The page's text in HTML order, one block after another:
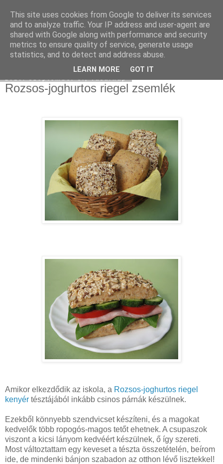
Moha Konyha
Rozsos-joghurtos riegel zsemlék
Amikor elkezdődik az iskola, a Rozsos-joghurtos riegel
kenyér tésztájából inkább csinos párnák készülnek.
Ezekből könnyebb szendvicset készíteni, és a magokat
kedvelők több ropogós-magos tetőt ehetnek. A csupaszok
viszont a kicsi lányom kedvéért készülnek, ő így szereti.
Most változtattam egy keveset a tészta összetételén, beírom
ide, de mindenki bánjon szabadon az otthon lévő lisztekkel!
This site uses cookies from Google to deliver its services
and to analyze traffic. Your IP address and user-agent are
shared with Google along with performance and security
metrics to ensure quality of service, generate usage
statistics, and to detect and address abuse.
LEARN MORE GOT IT